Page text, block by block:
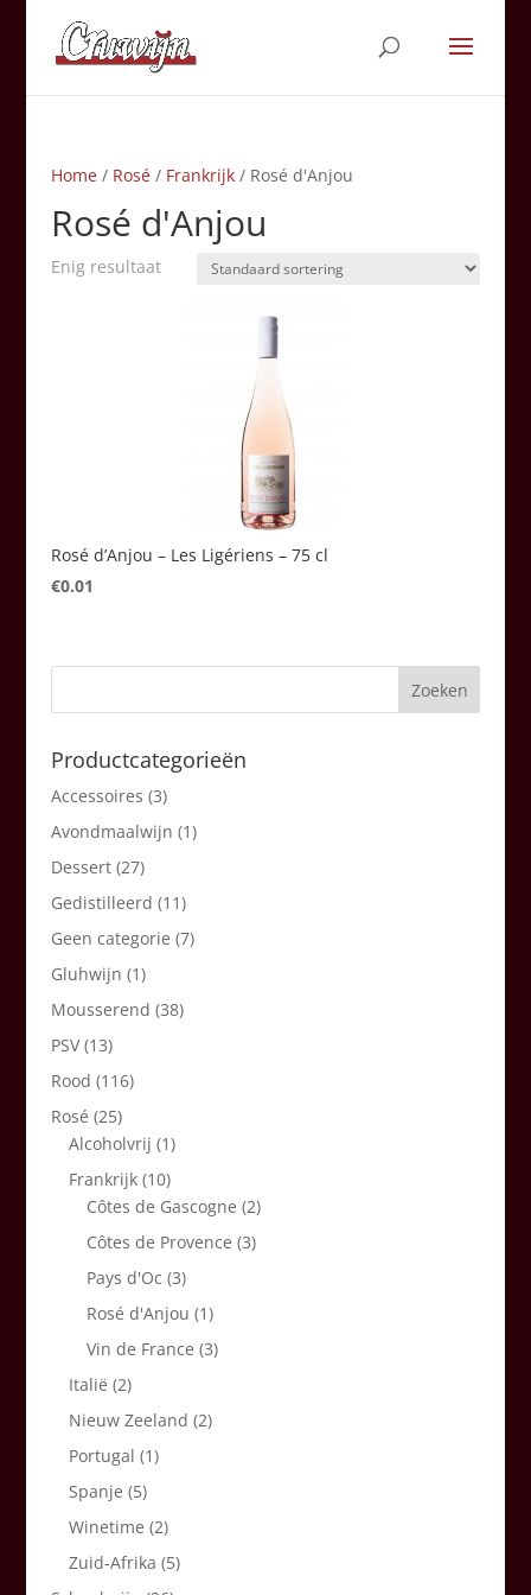
Home/ Rosé/ Frankrijk/ Rosé d'Anjou
Rosé d'Anjou
Enig resultaat
Rosé d’Anjou – Les Ligériens – 75 cl
€0.01
Productcategorieën
Accessoires (3)
Avondmaalwijn (1)
Dessert (27)
Gedistilleerd (11)
Geen categorie (7)
Gluhwijn (1)
Mousserend (38)
PSV (13)
Rood (116)
Rosé (25)
Alcoholvrij (1)
Frankrijk (10)
Côtes de Gascogne (2)
Côtes de Provence (3)
Pays d'Oc (3)
Rosé d'Anjou (1)
Vin de France (3)
Italië (2)
Nieuw Zeeland (2)
Portugal (1)
Spanje (5)
Winetime (2)
Zuid-Afrika (5)